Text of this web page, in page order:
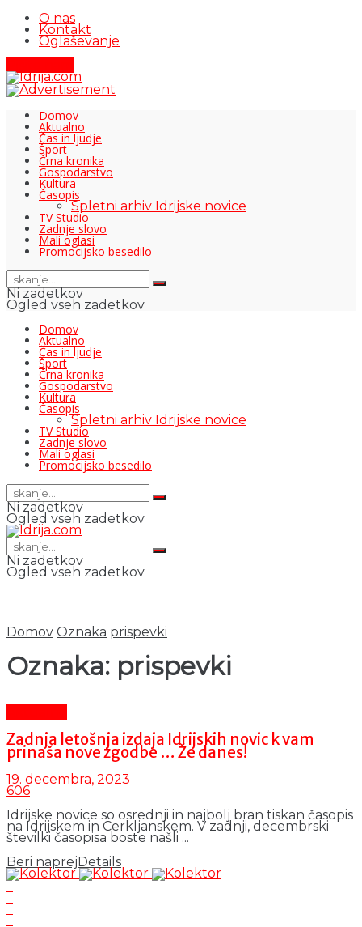
O nas
Kontakt
Oglaševanje
Domov
Aktualno
Čas in ljudje
Šport
Črna kronika
Gospodarstvo
Kultura
Časopis
Spletni arhiv Idrijske novice
TV Studio
Zadnje slovo
Mali oglasi
Promocijsko besedilo
Ni zadetkov
Ogled vseh zadetkov
Domov
Aktualno
Čas in ljudje
Šport
Črna kronika
Gospodarstvo
Kultura
Časopis
Spletni arhiv Idrijske novice
TV Studio
Zadnje slovo
Mali oglasi
Promocijsko besedilo
Ni zadetkov
Ogled vseh zadetkov
Ni zadetkov
Ogled vseh zadetkov
Domov Oznaka prispevki
Oznaka: prispevki
Zadnja letošnja izdaja Idrijskih novic k vam
prinaša nove zgodbe … Že danes!
19. decembra, 2023
606
Idrijske novice so osrednji in najbolj bran tiskan časopis
na Idrijskem in Cerkljanskem. V zadnji, decembrski
številki časopisa boste našli ...
Beri naprej Details